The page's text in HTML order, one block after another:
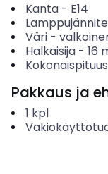
Kanta- E14
Lamppujännite
Väri-
Halkaisija- 16
Kokonaispituus
Pakkaus ja
1 kpl